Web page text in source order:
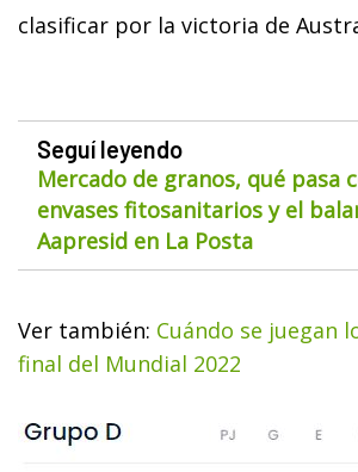
clasificar por la victoria de
Seguí leyendo
Mercado de granos, qué pasa
envases fitosanitarios y el
Aapresid en La Posta
Ver también: Cuándo se juegan
final del Mundial 2022